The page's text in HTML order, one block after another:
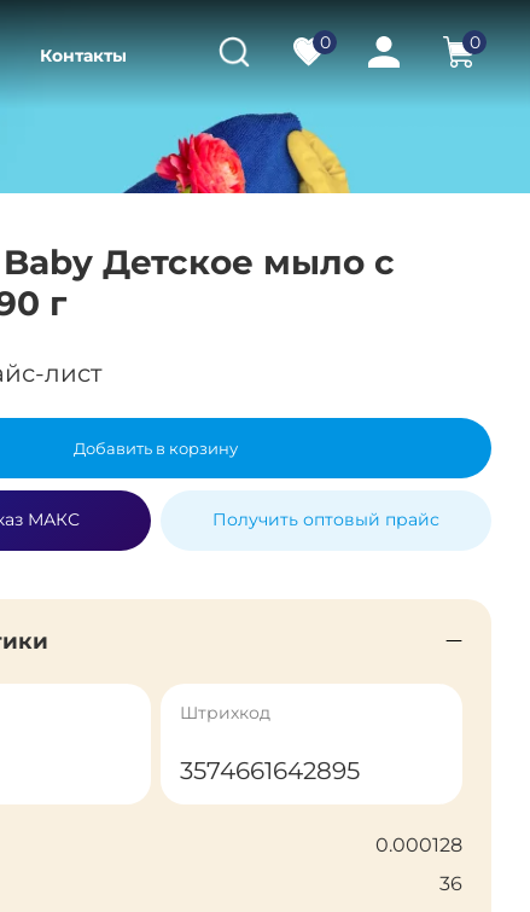
Контакты
0 0
Детское мыло с
г
лист
Добавить в корзину
МАКС Получить оптовый прайс
Штрихкод
3574661642895
0.000128
36